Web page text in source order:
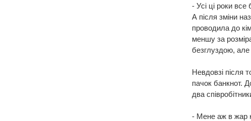
- Усі ці роки
А після зміни
проводила до
меншу за
безглуздою, але
Невдовзі після
пачок банкнот.
два
- Мене аж в жар